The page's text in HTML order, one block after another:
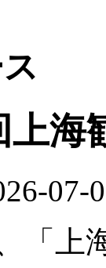
上海
07-
「上